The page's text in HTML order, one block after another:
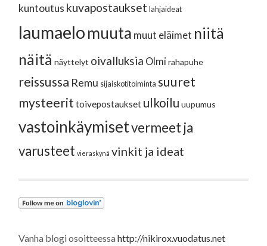
kuntoutus kuvapostaukset lahjaideat
laumaelomuuta muut eläimet niitä
näitä näyttelyt oivalluksia Olmi rahapuhe
reissussa Remu sijaiskotitoiminta suuret
mysteerit toivepostaukset ulkoilu uupumus
vastoinkäymisetvermeet ja
varusteet vieraskynä vinkit ja ideat
Vanha blogi osoitteessahttp://nikirox.vuodatus.net